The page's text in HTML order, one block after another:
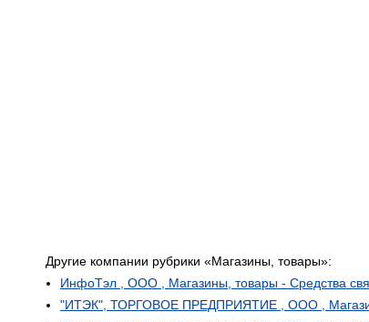
Другие компании рубрики «Магазины, товары»:
ИнфоТэл , ООО , Магазины, товары - Средства
"ИТЭК", ТОРГОВОЕ ПРЕДПРИЯТИЕ , ООО ,